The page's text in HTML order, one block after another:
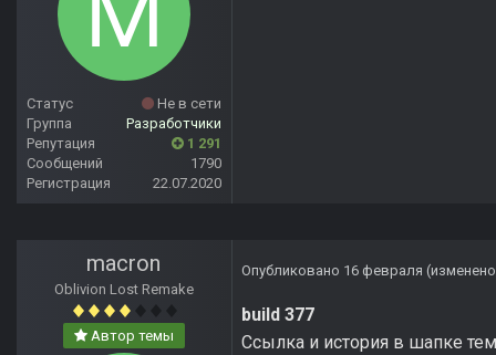
Статус
Не в сети
Группа
Разработчики
Репутация
1 291
Сообщений
1790
Регистрация
22.07.2020
macron
Oblivion Lost Remake
Автор темы
Опубликовано 16 февраля
build 377
Ссылка и история в шапке